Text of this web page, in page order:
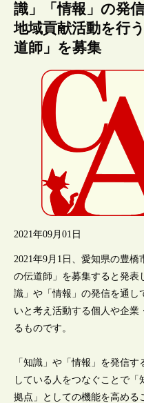
識」「情報」の発
地域貢献活動を行
道師」を募集
2021年09月01日
2021年9月1日、愛知県の豊橋
の伝道師」を募集すると発表
識」や「情報」の発信を通し
いと考え活動する個人や企業
るものです。
「知識」や「情報」を発信す
している人をつなぐことで「
拠点」としての機能を高める